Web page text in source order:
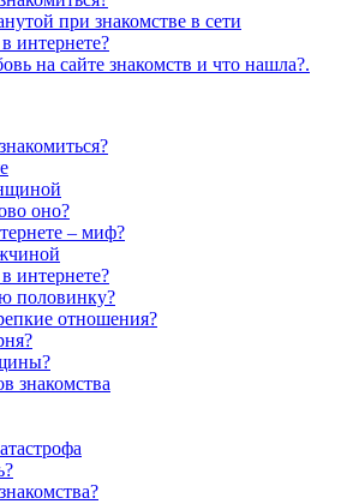
при знакомстве в сети
интернете?
на сайте знакомств и что нашла?.
оно?
– миф?
интернете?
половинку?
отношения?
знакомства